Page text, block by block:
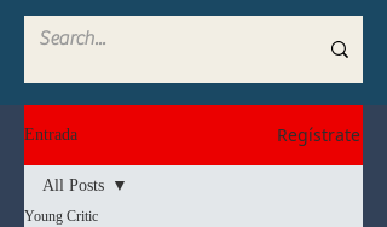
Entrada Regístrate
All Posts
Young Critic